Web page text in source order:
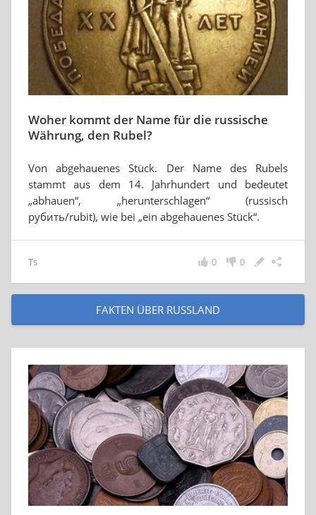
Woher kommt der Name für die russische
Währung, den Rubel?
Von abgehauenes Stück. Der Name des Rubels
stammt aus dem 14. Jahrhundert und bedeutet
„abhauen“, „herunterschlagen“ (russisch
рубить/rubit), wie bei „ein abgehauenes Stück“.
Ts 0
0
FAKTEN ÜBER RUSSLAND